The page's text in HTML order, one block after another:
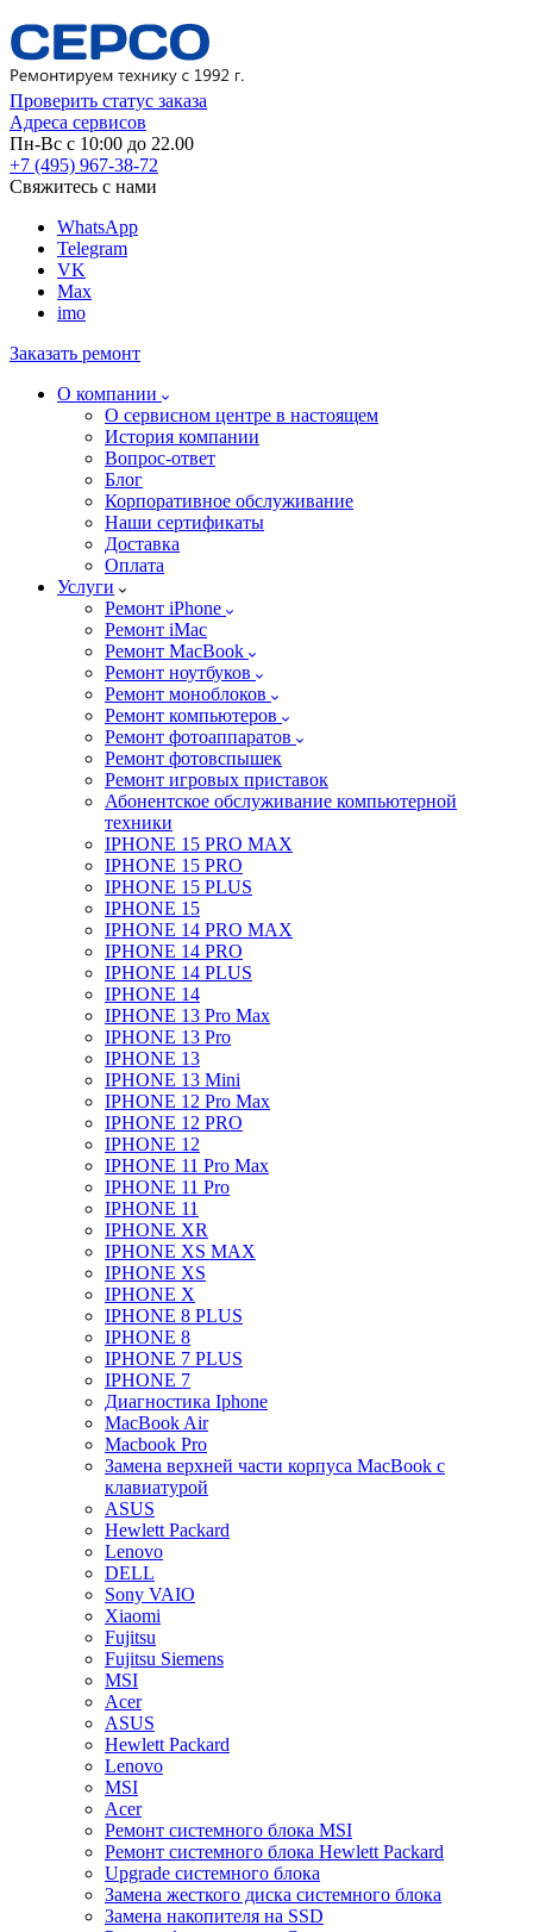
Проверить статус заказа
Адреса сервисов
Пн-Вс с 10:00 до 22.00
+7 (495) 967-38-72
Свяжитесь с нами
WhatsApp
Telegram
VK
Max
imo
Заказать ремонт
О компании
О сервисном центре в настоящем
История компании
Вопрос-ответ
Блог
Корпоративное обслуживание
Наши сертификаты
Доставка
Оплата
Услуги
Ремонт iPhone
Ремонт iMac
Ремонт MacBook
Ремонт ноутбуков
Ремонт моноблоков
Ремонт компьютеров
Ремонт фотоаппаратов
Ремонт фотовспышек
Ремонт игровых приставок
Абонентское обслуживание компьютерной
техники
IPHONE 15 PRO MAX
IPHONE 15 PRO
IPHONE 15 PLUS
IPHONE 15
IPHONE 14 PRO MAX
IPHONE 14 PRO
IPHONE 14 PLUS
IPHONE 14
IPHONE 13 Pro Max
IPHONE 13 Pro
IPHONE 13
IPHONE 13 Mini
IPHONE 12 Pro Max
IPHONE 12 PRO
IPHONE 12
IPHONE 11 Pro Max
IPHONE 11 Pro
IPHONE 11
IPHONE XR
IPHONE XS MAX
IPHONE XS
IPHONE X
IPHONE 8 PLUS
IPHONE 8
IPHONE 7 PLUS
IPHONE 7
Диагностика Iphone
MacBook Air
Macbook Pro
Замена верхней части корпуса MacBook с
клавиатурой
ASUS
Hewlett Packard
Lenovo
DELL
Sony VAIO
Xiaomi
Fujitsu
Fujitsu Siemens
MSI
Acer
ASUS
Hewlett Packard
Lenovo
MSI
Acer
Ремонт системного блока MSI
Ремонт системного блока Hewlett Packard
Upgrade системного блока
Замена жесткого диска системного блока
Замена накопителя на SSD